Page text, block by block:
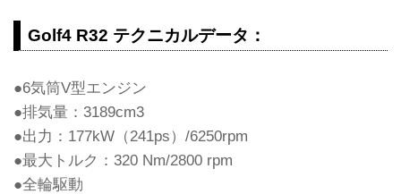
Golf4 R32 テクニカルデータ：
●6気筒V型エンジン
●排気量：3189cm3
●出力：177kW（241ps）/6250rpm
●最大トルク：320 Nm/2800 rpm
●全輪駆動